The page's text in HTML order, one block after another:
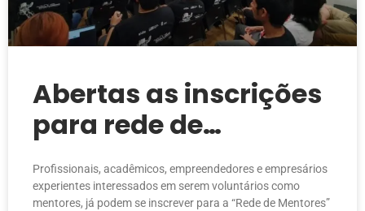
Abertas as inscrições
para rede de
mentores do Manaus
Tech Hub
Profissionais, acadêmicos, empreendedores e empresários
experientes interessados em serem voluntários como
mentores, já podem se inscrever para a “Rede de Mentores”